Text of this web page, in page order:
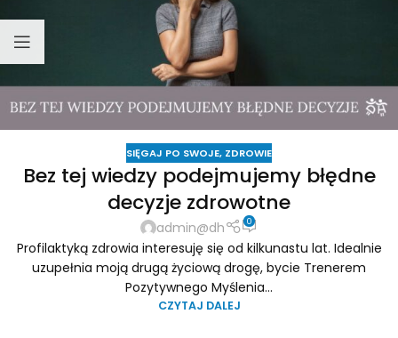
SIĘGAJ PO SWOJE, ZDROWIE
Bez tej wiedzy podejmujemy błędne
decyzje zdrowotne
admin@dh 0
Profilaktyką zdrowia interesuję się od kilkunastu lat. Idealnie
uzupełnia moją drugą życiową drogę, bycie Trenerem
Pozytywnego Myślenia...
CZYTAJ DALEJ